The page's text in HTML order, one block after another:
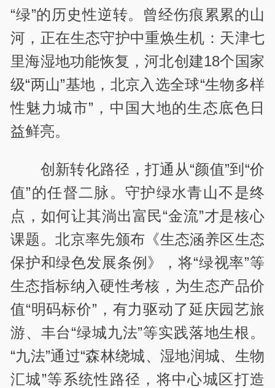
“绿”的历史性逆转。曾经伤痕累累的山
河，正在生态守护中重焕生机：天津七
里海湿地功能恢复，河北创建18个国家
级“两山”基地，北京入选全球“生物多样
性魅力城市”，中国大地的生态底色日
益鲜亮。
创新转化路径，打通从“颜值”到“价
值”的任督二脉。守护绿水青山不是终
点，如何让其淌出富民“金流”才是核心
课题。北京率先颁布《生态涵养区生态
保护和绿色发展条例》，将“绿视率”等
生态指标纳入硬性考核，为生态产品价
值“明码标价”，有力驱动了延庆园艺旅
游、丰台“绿城九法”等实践落地生根。
“九法”通过“森林绕城、湿地润城、生物
汇城”等系统性路径，将中心城区打造